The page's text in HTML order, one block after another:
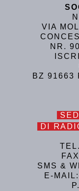
VIA
NR.
BZ 91663
DI
SMS &
E-